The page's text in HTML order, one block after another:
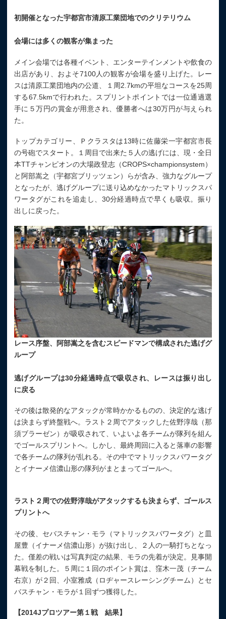
初開催となった宇都宮市清原工業団地でのクリテリウム
会場には多くの観客が集まった
メイン会場では各種イベント、エンターテインメントや飲食の
出店があり、およそ7100人の観客が会場を盛り上げた。レー
スは清原工業団地内の公道、１周2.7kmの平坦なコースを25周
する67.5kmで行われた。スプリントポイントでは一位通過選
手に５万円の賞金が用意され、優勝者へは30万円が与えられ
た。
トップカテゴリー、Ｐクラスタは13時に佐藤栄一宇都宮市長
の号砲でスタート。１周目で出来た５人の逃げには、現・全日
本TTチャンピオンの大場政登志（CROPS×championsystem）
と阿部嵩之（宇都宮ブリッツェン）らが含み、強力なグループ
となったが、逃げグループに送り込めなかったマトリックスパ
ワータグがこれを追走し、30分経過時点で早くも吸収。振り
出しに戻った。
レース序盤、阿部嵩之を含むスピードマンで構成された逃げグ
ループ
逃げグループは30分経過時点で吸収され、レースは振り出し
に戻る
その後は散発的なアタックが常時かかるものの、決定的な逃げ
は決まらず終盤戦へ。ラスト２周でアタックした佐野淳哉（那
須ブラーゼン）が吸収されて、いよいよ各チームが隊列を組ん
でゴールスプリントへ。しかし、最終周回に入ると落車の影響
で各チームの隊列が乱れる。その中でマトリックスパワータグ
とイナーメ信濃山形の隊列がまとまってゴールへ。
ラスト２周での佐野淳哉がアタックするも決まらず、ゴールス
プリントへ
その後、セバスチャン・モラ（マトリックスパワータグ）と皿
屋豊（イナーメ信濃山形）が抜け出し、２人の一騎打ちとなっ
た。僅差の戦いは写真判定の結果、モラの先着が決定。見事開
幕戦を制した。５周に１回のポイント賞は、窪木一茂（チーム
右京）が２回、小室雅成（ロヂャースレーシングチーム）とセ
バスチャン・モラが１回ずつ獲得した。
【2014Jプロツアー第１戦 結果】